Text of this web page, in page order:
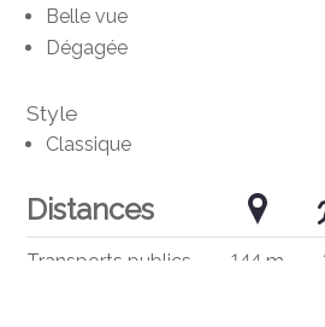
Belle vue
Dégagée
Style
Classique
Distances
Transports publics 144 m